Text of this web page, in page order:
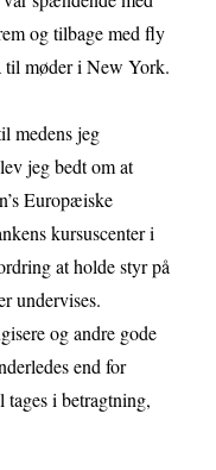
og tilbage med fly
til møder i New York.
medens jeg
jeg bedt om at
Europæiske
kursuscenter i
at holde styr på
undervises.
og andre gode
end for
tages i betragtning,